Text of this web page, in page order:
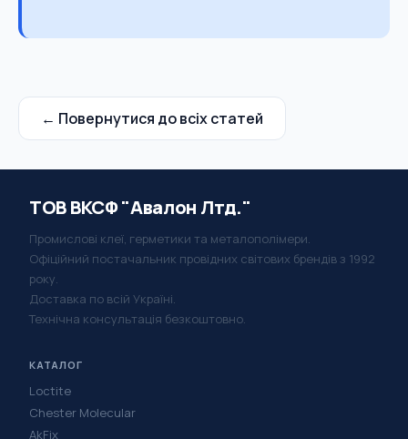
← Повернутися до всіх статей
ТОВ ВКСФ "Авалон Лтд."
Промислові клеї, герметики та металополімери.
Офіційний постачальник провідних світових брендів з 1992
року.
Доставка по всій Україні.
Технічна консультація безкоштовно.
КАТАЛОГ
Loctite
Chester Molecular
AkFix